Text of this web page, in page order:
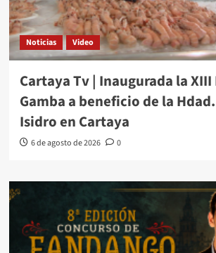
Noticias Video
Cartaya Tv | Inaugurada la XIII
Gamba a beneficio de la
Isidro en Cartaya
6 de agosto de 2026 0